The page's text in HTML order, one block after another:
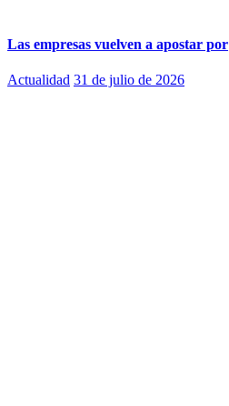
Las empresas vuelven a apostar por
Actualidad 31 de julio de 2026